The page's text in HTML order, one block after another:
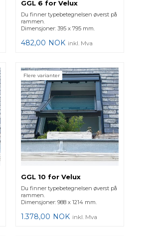
GGL 6 for Velux
Du finner typebetegnelsen øverst på
rammen.
Dimensjoner: 395 x 795 mm.
482,00 NOK inkl. Mva
Flere varianter
GGL 10 for Velux
Du finner typebetegnelsen øverst på
rammen.
Dimensjoner: 988 x 1214 mm.
1.378,00 NOK inkl. Mva